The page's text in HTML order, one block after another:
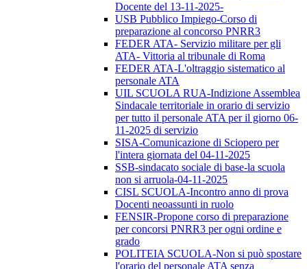
Docente del 13-11-2025-
USB Pubblico Impiego-Corso di
preparazione al concorso PNRR3
FEDER ATA- Servizio militare per gli
ATA- Vittoria al tribunale di Roma
FEDER ATA-L'oltraggio sistematico al
personale ATA
UIL SCUOLA RUA-Indizione Assemblea
Sindacale territoriale in orario di servizio
per tutto il personale ATA per il giorno 06-
11-2025 di servizio
SISA-Comunicazione di Sciopero per
l'intera giornata del 04-11-2025
SSB-sindacato sociale di base-la scuola
non si arruola-04-11-2025
CISL SCUOLA-Incontro anno di prova
Docenti neoassunti in ruolo
FENSIR-Propone corso di preparazione
per concorsi PNRR3 per ogni ordine e
grado
POLITEIA SCUOLA-Non si può spostare
l'orario del personale ATA senza